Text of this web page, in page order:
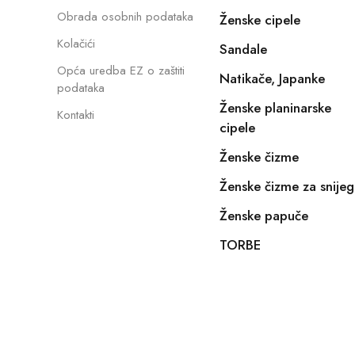
Obrada osobnih podataka
Kolačići
Opća uredba EZ o zaštiti
podataka
Kontakti
Ženske cipele
Sandale
Natikače, Japanke
Ženske planinarske
cipele
Ženske čizme
Ženske čizme za snijeg
Ženske papuče
TORBE